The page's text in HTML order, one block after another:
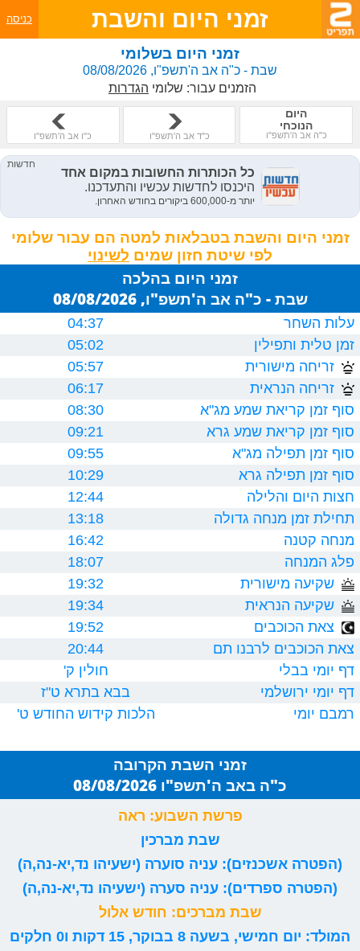
זמני היום והשבת כניסה
זמני היום בשלומי
שבת - כ"ה אב ה'תשפ"ו, 08/08/2026
הזמנים עבור: שלומי הגדרות
היום
הנוכחי
כ"ה אב ה'תשפ"ו כ"ד אב ה'תשפ"ו כ"ו אב ה'תשפ"ו
זמני היום והשבת בטבלאות למטה הם עבור שלומי
לפי שיטת חזון שמים
זמני היום בהלכה
שבת - כ"ה אב ה'תשפ"ו, 08/08/2026
עלות השחר
04:37
זמן טלית ותפילין
05:02
זריחה מישורית
05:57
זריחה הנראית
06:17
סוף זמן קריאת שמע מג"א
08:30
סוף זמן קריאת שמע גרא
09:21
סוף זמן תפילה מג"א
09:55
סוף זמן תפילה גרא
10:29
חצות היום והלילה
12:44
תחילת זמן מנחה גדולה
13:18
מנחה קטנה
16:42
פלג המנחה
18:07
שקיעה מישורית
19:32
שקיעה הנראית
19:34
צאת הכוכבים
19:52
צאת הכוכבים לרבנו תם
20:44
דף יומי בבלי
חולין ק'
דף יומי ירושלמי
בבא בתרא ט"ז
רמבם יומי
הלכות קידוש החודש ט'
זמני השבת הקרובה
כ"ה באב ה'תשפ"ו 08/08/2026
פרשת השבוע: ראה
שבת מברכין
(הפטרה אשכנזים): עניה סוערה (ישעיהו נד,יא-נה,ה)
(הפטרה ספרדים): עניה סערה (ישעיהו נד,יא-נה,ה)
שבת מברכים: חודש אלול
המולד: יום חמישי, בשעה 8 בבוקר, 15 דקות ו0 חלקים